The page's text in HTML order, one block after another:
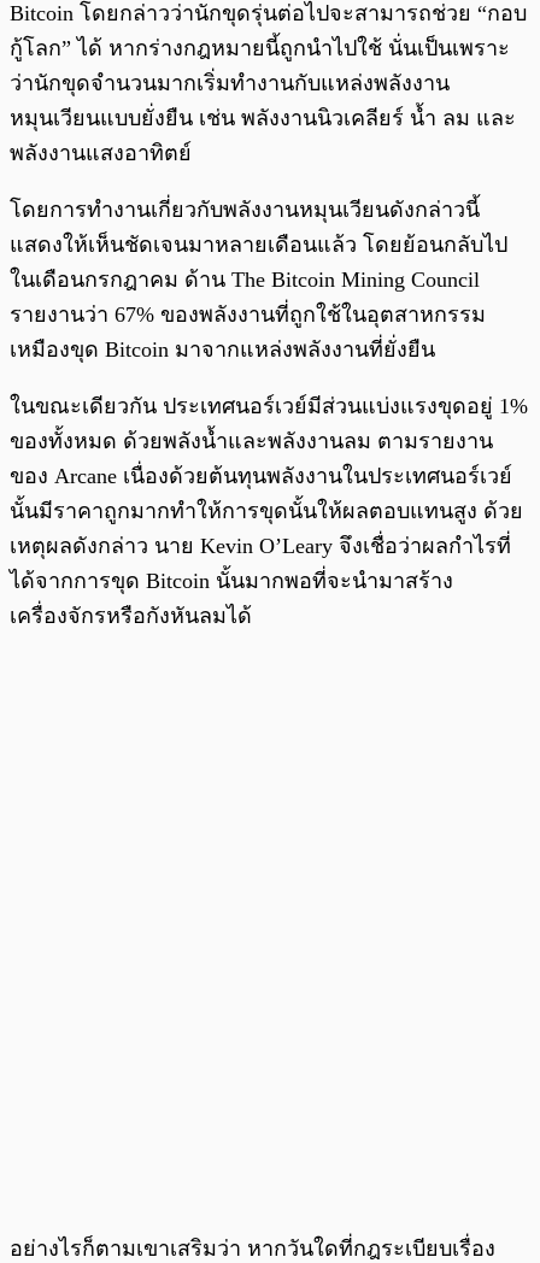
Bitcoin โดยกล่าวว่านักขุดรุ่นต่อไปจะสามารถช่วย “กอบ
กู้โลก” ได้ หากร่างกฎหมายนี้ถูกนำไปใช้ นั่นเป็นเพราะ
ว่านักขุดจำนวนมากเริ่มทำงานกับแหล่งพลังงาน
หมุนเวียนแบบยั่งยืน เช่น พลังงานนิวเคลียร์ น้ำ ลม และ
พลังงานแสงอาทิตย์
โดยการทำงานเกี่ยวกับพลังงานหมุนเวียนดังกล่าวนี้
แสดงให้เห็นชัดเจนมาหลายเดือนแล้ว โดยย้อนกลับไป
ในเดือนกรกฎาคม ด้าน The Bitcoin Mining Council
รายงานว่า 67% ของพลังงานที่ถูกใช้ในอุตสาหกรรม
เหมืองขุด Bitcoin มาจากแหล่งพลังงานที่ยั่งยืน
ในขณะเดียวกัน ประเทศนอร์เวย์มีส่วนแบ่งแรงขุดอยู่ 1%
ของทั้งหมด ด้วยพลังน้ำและพลังงานลม ตามรายงาน
ของ Arcane เนื่องด้วยต้นทุนพลังงานในประเทศนอร์เวย์
นั้นมีราคาถูกมากทำให้การขุดนั้นให้ผลตอบแทนสูง ด้วย
เหตุผลดังกล่าว นาย Kevin O’Leary จึงเชื่อว่าผลกำไรที่
ได้จากการขุด Bitcoin นั้นมากพอที่จะนำมาสร้าง
เครื่องจักรหรือกังหันลมได้
อย่างไรก็ตามเขาเสริมว่า หากวันใดที่กฎระเบียบเรื่อง